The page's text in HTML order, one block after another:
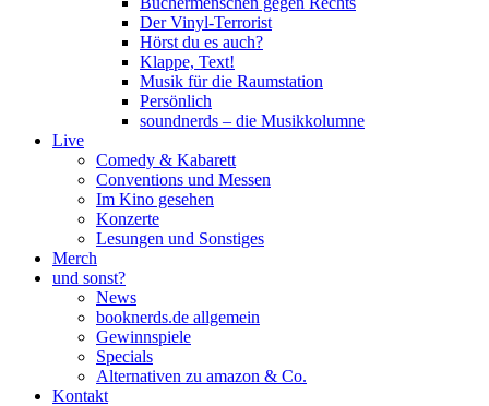
Der Vinyl-Terrorist
Hörst du es auch?
Klappe, Text!
Musik für die Raumstation
Persönlich
soundnerds – die Musikkolumne
Live
Comedy & Kabarett
Conventions und Messen
Im Kino gesehen
Konzerte
Lesungen und Sonstiges
Merch
und sonst?
News
booknerds.de allgemein
Gewinnspiele
Specials
Alternativen zu amazon & Co.
Kontakt